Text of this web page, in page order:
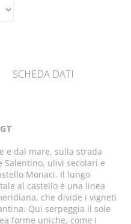
SCHEDA DATI
e dal mare, sulla strada
Salentino, ulivi secolari e
Monaci. Il lungo
al castello è una linea
che divide i vigneti
Qui serpeggia il sole
forme uniche, come i